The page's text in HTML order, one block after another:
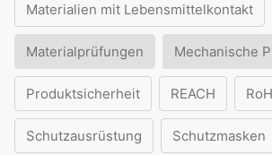
Materialien mit Lebensmittelkontakt
Materialprüfungen Mechanische
Produktsicherheit REACH
Schutzausrüstung Schutzmasken